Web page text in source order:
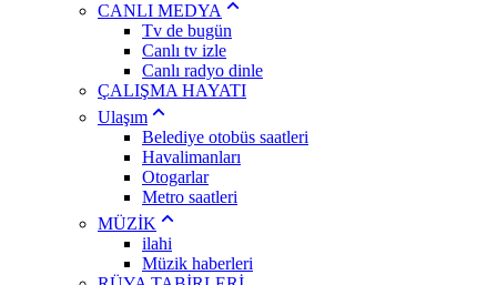
CANLI MEDYA
Tv de bugün
Canlı tv izle
Canlı radyo dinle
ÇALIŞMA HAYATI
Ulaşım
Belediye otobüs saatleri
Havalimanları
Otogarlar
Metro saatleri
MÜZİK
ilahi
Müzik haberleri